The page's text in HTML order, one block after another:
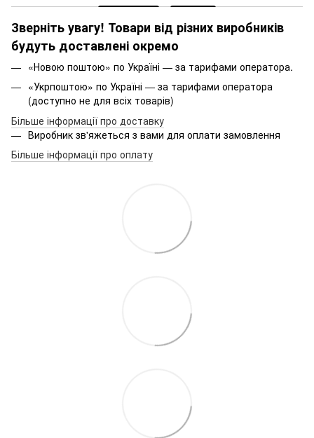
Зверніть увагу! Товари від різних виробників
будуть доставлені окремо
«Новою поштою» по Україні — за тарифами оператора.
«Укрпоштою» по Україні — за тарифами оператора
(доступно не для всіх товарів)
Більше інформації про доставку
Виробник зв'яжеться з вами для оплати замовлення
Більше інформації про оплату